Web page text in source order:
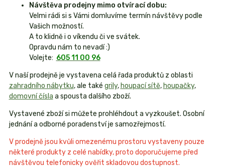
Návštěva prodejny mimo otvírací dobu:
Velmi rádi si s Vámi domluvíme termín návštěvy podle
Vašich možností.
A to klidně i o víkendu či ve svátek.
Opravdu nám to nevadí :)
Volejte: 605 11 00 96
V naší prodejně je vystavena celá řada produktů z oblasti
zahradního nábytku, ale také grily, houpací sítě, houpačky,
domovní čísla a spousta dalšího zboží.
Vystavené zboží si můžete prohléhdout a vyzkoušet. Osobní
jednání a odborné poradenství je samozřejmostí.
V prodejně jsou kvůli omezenému prostoru vystaveny pouze
některé produkty z celé nabídky, proto doporučujeme před
návštěvou telefonicky ověřit skladovou dostupnost.